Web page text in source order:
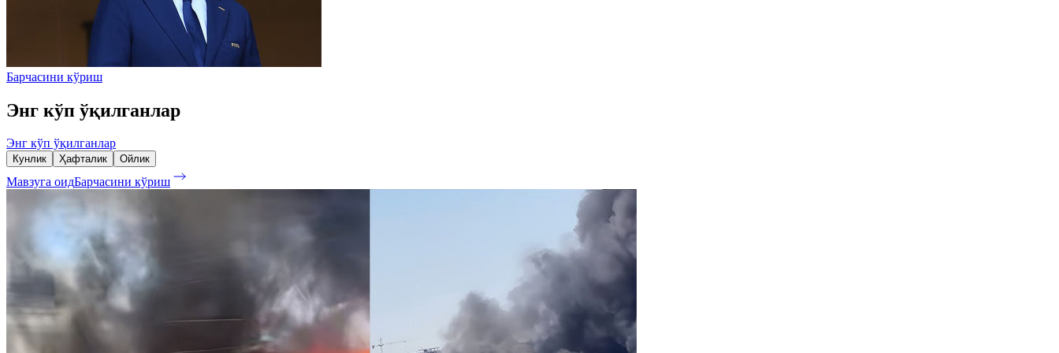
Барчасини кўриш
Энг кўп ўқилганлар
Энг кўп ўқилганлар
Кунлик Ҳафталик Ойлик
Мавзуга оидБарчасини кўриш